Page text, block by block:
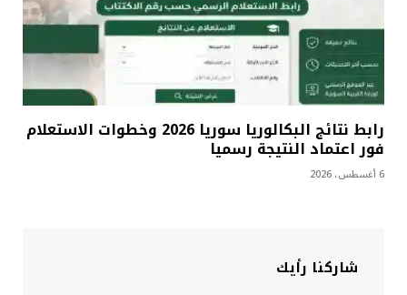
رابط نتائج البكالوريا سوريا 2026 وخطوات الاستعلام
فور اعتماد النتيجة رسميا
6 أغسطس، 2026
شاركنا رأيك